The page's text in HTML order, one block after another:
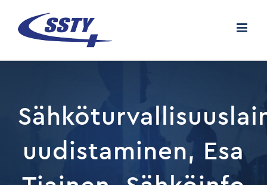
content
uudistaminen, Esa